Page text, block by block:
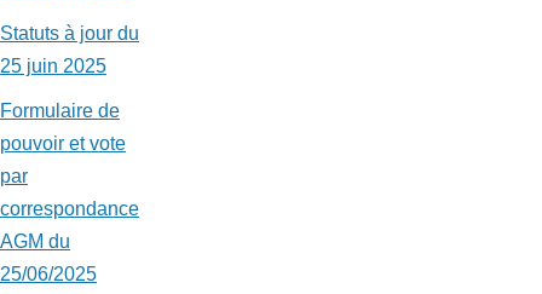
Statuts à jour du
25 juin 2025
Formulaire de
pouvoir et vote
par
correspondance
AGM du
25/06/2025